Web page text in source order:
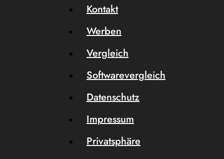
Kontakt
Werben
Vergleich
Softwarevergleich
Datenschutz
Impressum
Privatsphäre